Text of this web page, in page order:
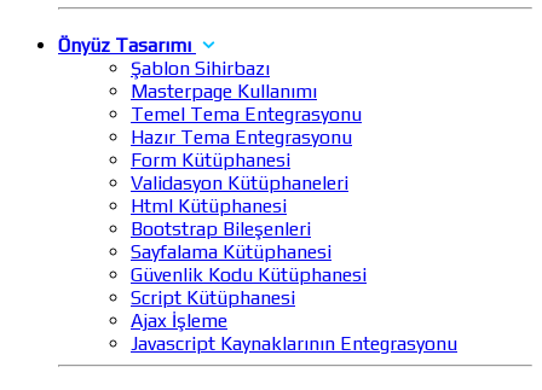
Önyüz Tasarımı
Şablon Sihirbazı
Masterpage Kullanımı
Temel Tema Entegrasyonu
Hazır Tema Entegrasyonu
Form Kütüphanesi
Validasyon Kütüphaneleri
Html Kütüphanesi
Bootstrap Bileşenleri
Sayfalama Kütüphanesi
Güvenlik Kodu Kütüphanesi
Script Kütüphanesi
Ajax İşleme
Javascript Kaynaklarının Entegrasyonu